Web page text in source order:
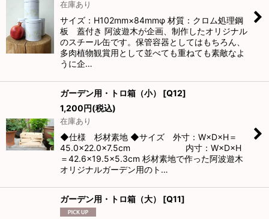
在庫あり
サイズ：H102mm×84mmφ 材質：クロム処理鋼
板 蓋付き 阿波遊木が企画、制作したオリジナル
のスチール缶です。保管容器としてはもちろん、
多肉植物観賞用として並べても重ねても素敵なよ
うに企…
ガーデン用・トロ箱（小） [Q12]
1,200円(税込)
在庫あり
◆仕様 杉材素地 ◆サイズ 外寸：W×D×H＝
45.0×22.0×7.5cm 内寸：W×D×H
＝42.6×19.5×5.3cm 杉材素地で作った阿波遊木
オリジナルガーデン用のト…
ガーデン用・トロ箱（大） [Q11]